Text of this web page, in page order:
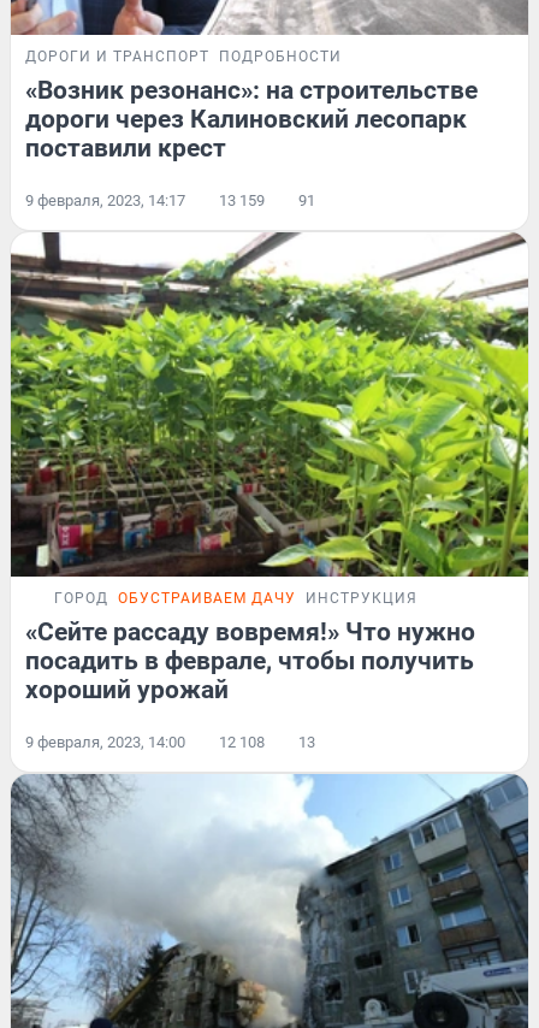
ДОРОГИ И ТРАНСПОРТ ПОДРОБНОСТИ
«Возник резонанс»: на строительстве
дороги через Калиновский лесопарк
поставили крест
9 февраля, 2023, 14:17 13 159 91
ГОРОД ОБУСТРАИВАЕМ ДАЧУ ИНСТРУКЦИЯ
«Сейте рассаду вовремя!» Что нужно
посадить в феврале, чтобы получить
хороший урожай
9 февраля, 2023, 14:00 12 108 13